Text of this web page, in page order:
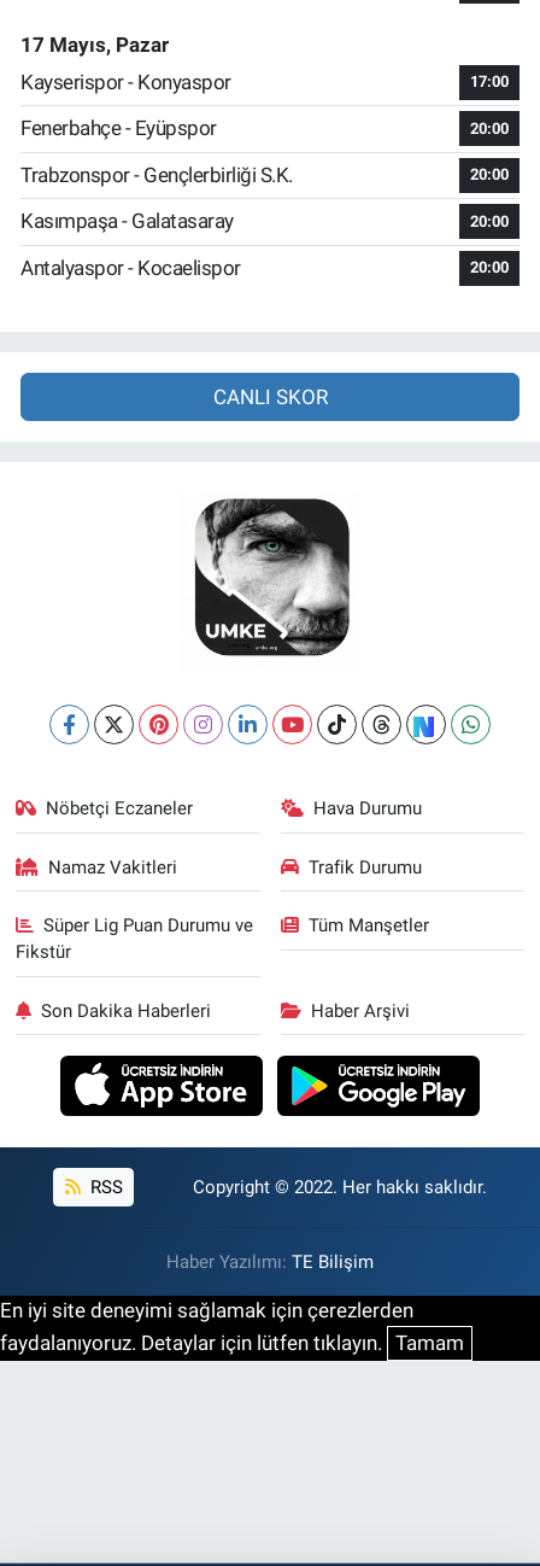
17 Mayıs, Pazar
Kayserispor - Konyaspor
17:00
Fenerbahçe - Eyüpspor 20:00
Trabzonspor - Gençlerbirliği S.K. 20:00
Kasımpaşa - Galatasaray 20:00
Antalyaspor - Kocaelispor 20:00
CANLI SKOR
Nöbetçi Eczaneler Hava Durumu
Namaz Vakitleri Trafik Durumu
Süper Lig Puan Durumu ve
Fikstür
Tüm Manşetler
Son Dakika Haberleri Haber Arşivi
RSS Copyright © 2022. Her hakkı saklıdır.
Haber Yazılımı: TE Bilişim
En iyi site deneyimi sağlamak için çerezlerden
faydalanıyoruz. Detaylar için lütfen tıklayın. Tamam